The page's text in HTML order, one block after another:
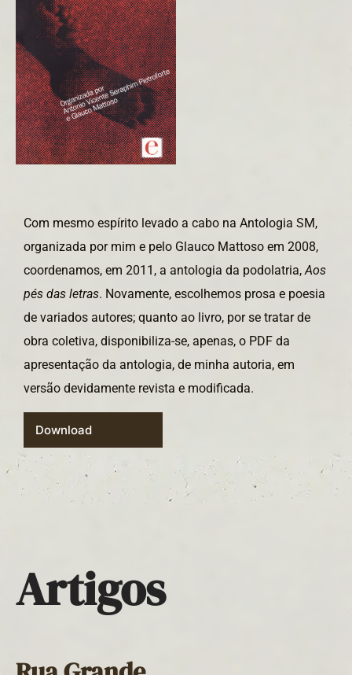
Com mesmo espírito levado a cabo na Antologia SM,
organizada por mim e pelo Glauco Mattoso em 2008,
coordenamos, em 2011, a antologia da podolatria,Aos
pés das letras. Novamente, escolhemos prosa e poesia
de variados autores; quanto ao livro, por se tratar de
obra coletiva, disponibiliza-se, apenas, o PDF da
apresentação da antologia, de minha autoria, em
versão devidamente revista e modificada.
Download
Artigos